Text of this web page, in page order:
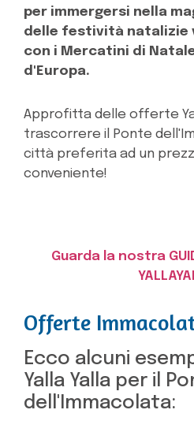
per immergersi nella
delle festività natalizie
con i Mercatini di
d'Europa.
Approfitta delle offerte
trascorrere il Ponte
città preferita ad un
conveniente!
Guarda la nostra
Offerte
Ecco alcuni
Yalla Yalla per il
dell'Immacolata: